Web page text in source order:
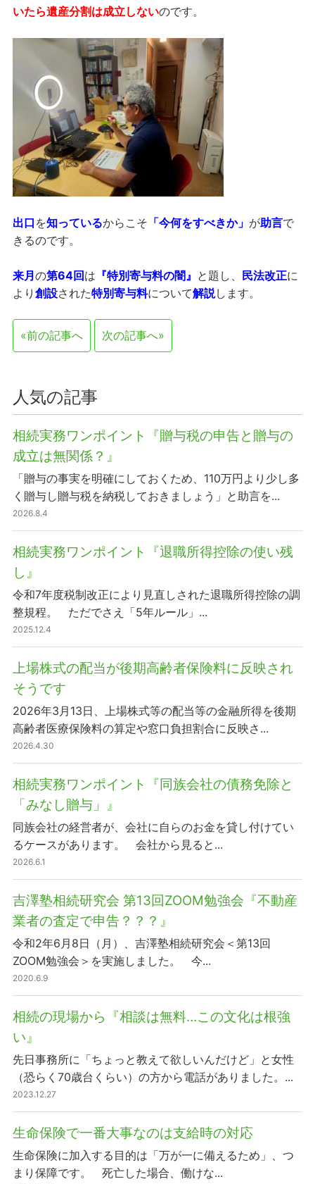
いたら遺産分割は成立しないのです。
出口 を知っているからこそ 「今何をすべきか」 が助言で
きるのです。
来月 の第64回 は 『特別寄与料の闇』 と題し、 民法改正に
より 創設された特別寄与料について解説します。
«前の記事へ 次の記事へ»
人気の記事
相続実務ワンポイント『贈与税の申告と贈与の
成立は無関係？』
「贈与の事実を明確にしておくため、110万円より少し多
く贈与し贈与税を納税しておきましょう」と助言を...
2026.8.4
相続実務ワンポイント『退職所得控除の使い残
し』
令和7年度税制改正により見直しされた退職所得控除の調
整規程。 ただでさえ「5年ルール」...
2025.12.4
上場株式の配当が後期高齢者保険料に反映され
そうです
2026年3月13日、上場株式等の配当等の金融所得を後期
高齢者医療保険料の算定や窓口負担割合に反映さ...
2026.4.30
相続実務ワンポイント『同族会社の債務免除と
「みなし贈与」』
同族会社の経営者が、会社に自らのお金を貸し付けてい
るケースがあります。 会社から見ると...
2026.6.1
吉澤塾相続研究会 第13回ZOOM勉強会『不動産
業者の査定で申告？？？』
令和2年6月8日（月）、吉澤塾相続研究会＜第13回
ZOOM勉強会＞を実施しました。 今...
2020.6.9
相続の現場から『相談は無料…この文化は根強
い』
先日事務所に「ちょっと教えて欲しいんだけど」と女性
（恐らく70歳台くらい）の方から電話がありました。...
2023.12.27
生命保険で一番大事なのは支給時の対応
生命保険に加入する目的は「万が一に備えるため」、つ
まり保障です。 死亡した場合、働けな...